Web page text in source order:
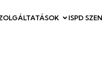
ISPD